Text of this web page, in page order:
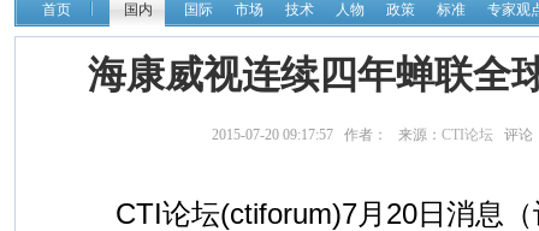
首页 国内 国际 市场 技术 人物 政策 标准 专家观
海康威视连续四年蝉联全
2015-07-20 09:17:57 作者： 来源： CTI论坛 评论
CTI论坛(ctiforum)7月20日消息（